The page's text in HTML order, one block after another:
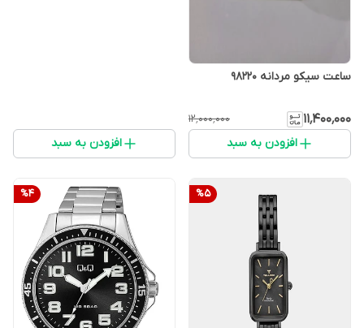
ساعت سیکو مردانه 98220
۱۱٬۴۰۰٬۰۰۰ ۱۲٬۰۰۰٬۰۰۰
افزودن به سبد افزودن به سبد
%5
%4